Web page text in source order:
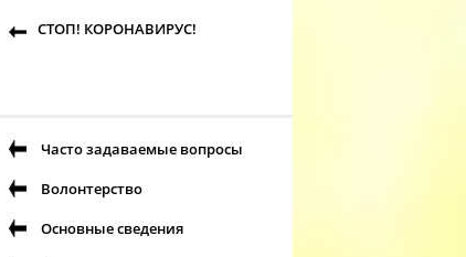
СТОП! КОРОНАВИРУС!
Часто задаваемые вопросы
Волонтерство
Основные сведения